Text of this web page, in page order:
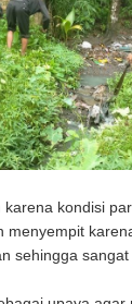
kondisi
menyempit
sehingga sangat